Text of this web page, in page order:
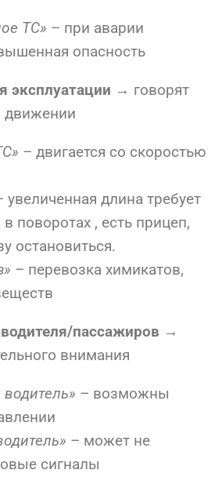
ТС» – при аварии
опасность
эксплуатации → говорят
движении
– двигается со скоростью
увеличенная длина требует
поворотах , есть прицеп,
остановиться.
– перевозка химикатов,
пассажиров →
внимания
– возможны
– может не
сигналы